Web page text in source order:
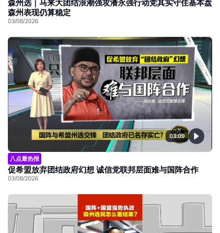
森州选｜马来大团结浪潮强攻潘永强行动党其实守住基本盘
森州表现仍算稳定
03/08/2026
03:09
八点最热报
促希盟放弃团结政府幻想 诚信党联邦层面难与国阵合作
03/08/2026